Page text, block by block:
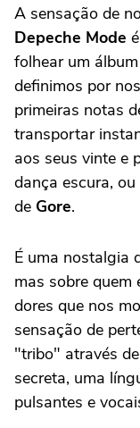
A sensação de
Depeche Mode
folhear um
definimos por
primeiras notas
transportar
aos seus vinte e
dança escura,
de Gore.
É uma nostalgia
mas sobre quem
dores que nos
sensação de
"tribo" através
secreta, uma
pulsantes e